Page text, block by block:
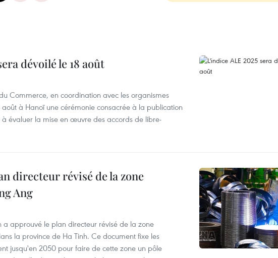
dévoilé le 18 août
Commerce, en coordination avec les organismes
à Hanoï une cérémonie consacrée à la publication
évaluer la mise en œuvre des accords de libre-
directeur révisé de la zone
Ang
a approuvé le plan directeur révisé de la zone
la province de Ha Tinh. Ce document fixe les
jusqu'en 2050 pour faire de cette zone un pôle